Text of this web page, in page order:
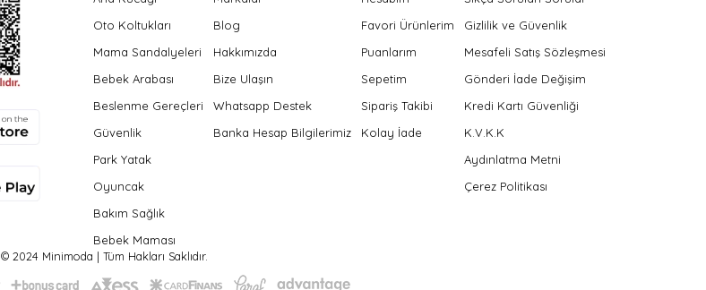
Oto Koltukları
Mama Sandalyeleri
Bebek Arabası
Beslenme Gereçleri
Güvenlik
Park Yatak
Oyuncak
Bakım Sağlık
Bebek Maması
Blog
Hakkımızda
Bize Ulaşın
Whatsapp Destek
Banka Hesap Bilgilerimiz
Favori Ürünlerim
Puanlarım
Sepetim
Sipariş Takibi
Kolay İade
Gizlilik ve Güvenlik
Mesafeli Satış Sözleşmesi
Gönderi İade Değişim
Kredi Kartı Güvenliği
K.V.K.K
Aydınlatma Metni
Çerez Politikası
© 2024 Minimoda | Tüm Hakları Saklıdır.